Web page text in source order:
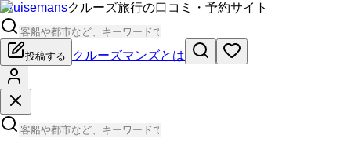
Cruisemansクルーズ旅行の口コミ・予約サイト
投稿する クルーズマンズとは